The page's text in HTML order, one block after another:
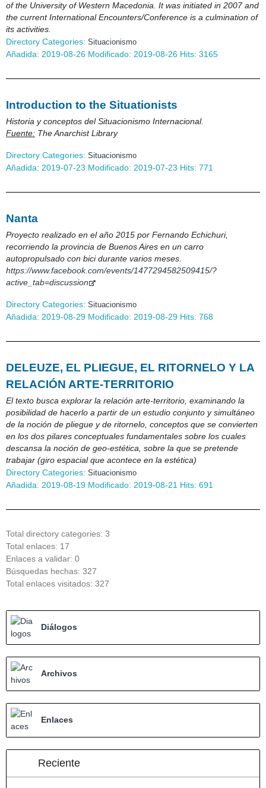
of the University of Western Macedonia. It was initiated in 2007 and
the current International Encounters/Conference is a culmination of
its activities.
Directory Categories: Situacionismo
Añadida: 2019-08-26 Modificado: 2019-08-26 Hits: 3165
Introduction to the Situationists
Historia y conceptos del Situacionismo Internacional.
Fuente: The Anarchist Library
Directory Categories: Situacionismo
Añadida: 2019-07-23 Modificado: 2019-07-23 Hits: 771
Nanta
Proyecto realizado en el año 2015 por Fernando Echichuri,
recorriendo la provincia de Buenos Aires en un carro
autopropulsado con bici durante varios meses.
https://www.facebook.com/events/1477294582509415/?
active_tab=discussion
Directory Categories: Situacionismo
Añadida: 2019-08-29 Modificado: 2019-08-29 Hits: 768
DELEUZE, EL PLIEGUE, EL RITORNELO Y LA
RELACIÓN ARTE-TERRITORIO
El texto busca explorar la relación arte-territorio, examinando la
posibilidad de hacerlo a partir de un estudio conjunto y simultáneo
de la noción de pliegue y de ritornelo, conceptos que se convierten
en los dos pilares conceptuales fundamentales sobre los cuales
descansa la noción de geo-estética, sobre la que se pretende
trabajar (giro espacial que acontece en la estética)
Directory Categories: Situacionismo
Añadida: 2019-08-19 Modificado: 2019-08-21 Hits: 691
Total directory categories: 3
Total enlaces: 17
Enlaces a validar: 0
Búsquedas hechas: 327
Total enlaces visitados: 327
Diálogos
Archivos
Enlaces
Reciente